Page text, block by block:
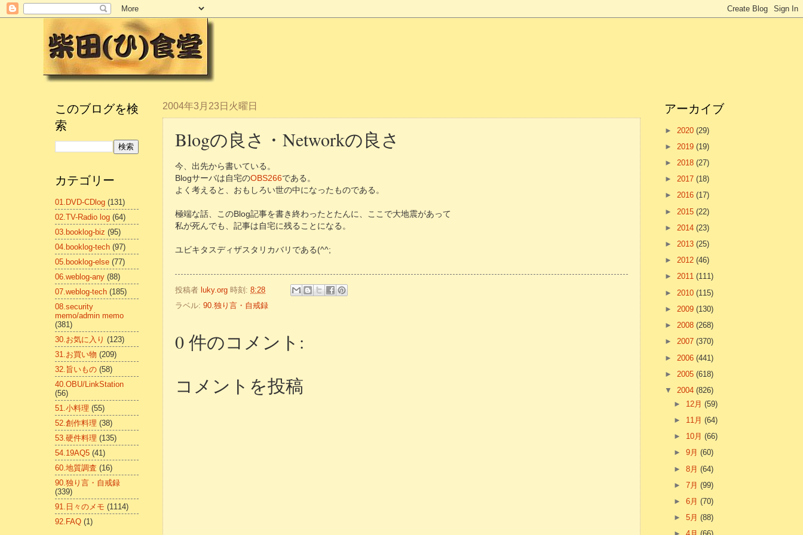
2004年3月23日火曜日
Blogの良さ・Networkの良さ
今、出先から書いている。
Blogサーバは自宅のOBS266である。
よく考えると、おもしろい世の中になったものである。
極端な話、このBlog記事を書き終わったとたんに、ここで大地震があって
私が死んでも、記事は自宅に残ることになる。
ユビキタスディザスタリカバリである(^^;
投稿者 luky.org 時刻: 8:28
ラベル: 90.独り言・自戒録
0 件のコメント:
コメントを投稿
このブログを検
索
カテゴリー
01.DVD-CDlog (131)
02.TV-Radio log (64)
03.booklog-biz (95)
04.booklog-tech (97)
05.booklog-else (77)
06.weblog-any (88)
07.weblog-tech (185)
08.security
memo/admin memo
(381)
30.お気に入り (123)
31.お買い物 (209)
32.旨いもの (58)
40.OBU/LinkStation
(56)
51.小料理 (55)
52.創作料理 (38)
53.硬件料理 (135)
54.19AQ5 (41)
60.地質調査 (16)
90.独り言・自戒録
(339)
91.日々のメモ (1114)
92.FAQ (1)
アーカイブ
► 2020 (29)
► 2019 (19)
► 2018 (27)
► 2017 (18)
► 2016 (17)
► 2015 (22)
► 2014 (23)
► 2013 (25)
► 2012 (46)
► 2011 (111)
► 2010 (115)
► 2009 (130)
► 2008 (268)
► 2007 (370)
► 2006 (441)
► 2005 (618)
▼ 2004 (826)
► 12月(59)
► 11月(64)
► 10月(66)
►9月(60)
►8月(64)
►7月(99)
►6月(70)
►5月(88)